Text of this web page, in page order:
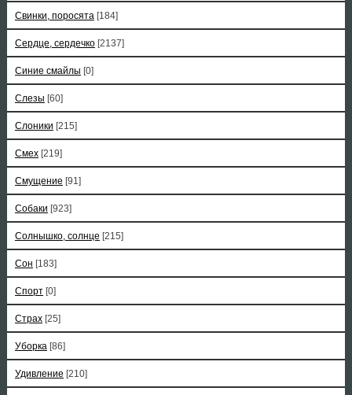
Свинки, поросята [184]
Сердце, сердечко [2137]
Синие смайлы [0]
Слезы [60]
Слоники [215]
Смех [219]
Смущение [91]
Собаки [923]
Солнышко, солнце [215]
Сон [183]
Спорт [0]
Страх [25]
Уборка [86]
Удивление [210]